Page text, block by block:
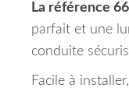
La référence
parfait et une
conduite
Facile à